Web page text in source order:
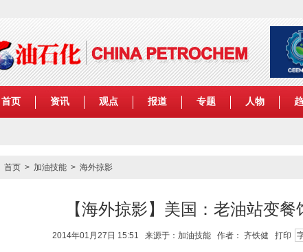
首页 资讯 观点 报道 专题 人物
首页 > 加油技能 > 海外掠影
【海外掠影】美国：老油站变餐
2014年01月27日 15:51 来源于：加油技能 作者： 齐铁健 打印